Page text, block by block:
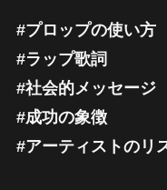
#プロップの使い方
#ラップ歌詞
#社会的メッセージ
#成功の象徴
#アーティストのリ